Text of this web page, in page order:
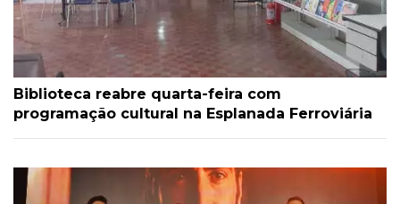
Biblioteca reabre quarta-feira com
programação cultural na Esplanada Ferroviária